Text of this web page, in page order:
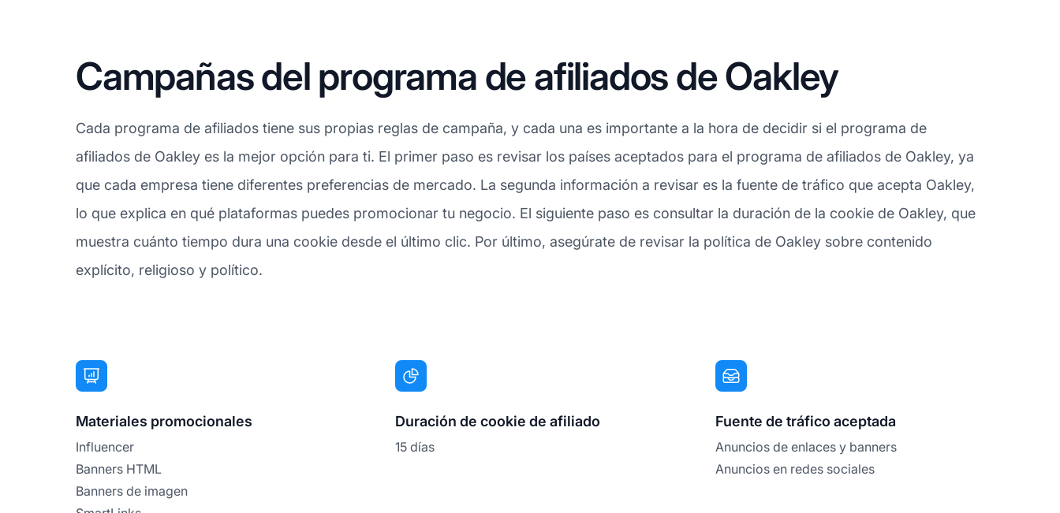
Campañas del programa de afiliados de Oakley
Cada programa de afiliados tiene sus propias reglas de campaña, y cada una es importante a la hora de decidir si el programa de
afiliados de Oakley es la mejor opción para ti. El primer paso es revisar los países aceptados para el programa de afiliados de Oakley, ya
que cada empresa tiene diferentes preferencias de mercado. La segunda información a revisar es la fuente de tráfico que acepta Oakley,
lo que explica en qué plataformas puedes promocionar tu negocio. El siguiente paso es consultar la duración de la cookie de Oakley, que
muestra cuánto tiempo dura una cookie desde el último clic. Por último, asegúrate de revisar la política de Oakley sobre contenido
explícito, religioso y político.
Materiales promocionales
Influencer
Banners HTML
Banners de imagen
Duración de cookie de afiliado
15 días
Fuente de tráfico aceptada
Anuncios de enlaces y banners
Anuncios en redes sociales